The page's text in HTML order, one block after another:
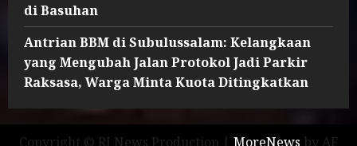
di Basuhan
Antrian BBM di Subulussalam: Kelangkaan
yang Mengubah Jalan Protokol Jadi Parkir
Raksasa, Warga Minta Kuota Ditingkatkan
Copyright © RI News Production | MoreNews by AF